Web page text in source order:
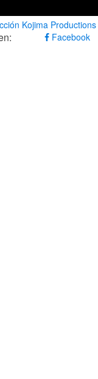
Kojima Productions
Facebook